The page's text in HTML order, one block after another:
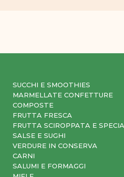
SUCCHI E SMOOTHIES
MARMELLATE CONFETTURE
COMPOSTE
FRUTTA FRESCA
FRUTTA SCIROPPATA E
SALSE E SUGHI
VERDURE IN CONSERVA
CARNI
SALUMI E FORMAGGI